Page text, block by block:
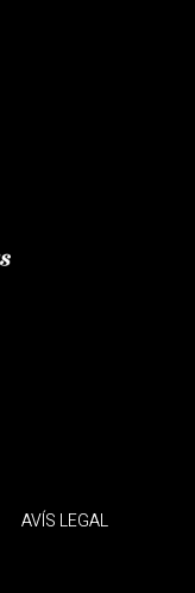
AVÍS LEGAL